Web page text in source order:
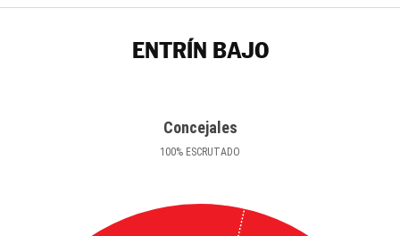
ENTRÍN BAJO
Concejales
100% ESCRUTADO